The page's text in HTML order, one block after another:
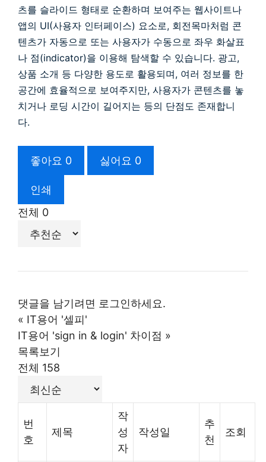
츠를 슬라이드 형태로 순환하며 보여주는 웹사이트나
앱의 UI(사용자 인터페이스) 요소로, 회전목마처럼 콘
텐츠가 자동으로 또는 사용자가 수동으로 좌우 화살표
나 점(indicator)을 이용해 탐색할 수 있습니다. 광고,
상품 소개 등 다양한 용도로 활용되며, 여러 정보를 한
공간에 효율적으로 보여주지만, 사용자가 콘텐츠를 놓
치거나 로딩 시간이 길어지는 등의 단점도 존재합니
다.
좋아요 0 싫어요 0
인쇄
전체 0
댓글을 남기려면 로그인하세요.
« IT용어 '셀피'
IT용어 'sign in & login' 차이점 »
목록보기
전체 158
번
호
제목
작
성
자
작성일
추
천
조회